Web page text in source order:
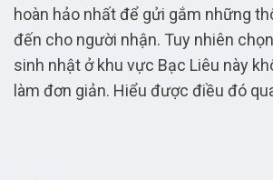
hoàn hảo nhất để gửi gắm những
đến cho người nhận. Tuy nhiên
sinh nhật ở khu vực Bạc Liêu này
làm đơn giản. Hiểu được điều đó